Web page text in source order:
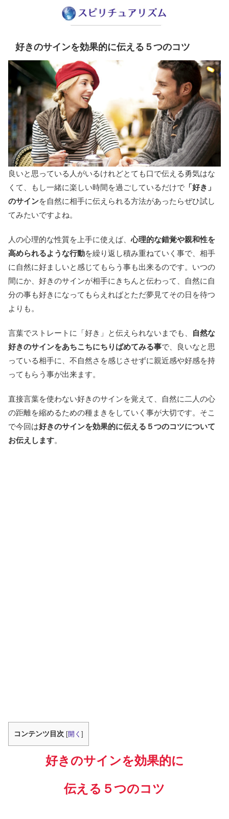
好きのサインを効果的に伝える５つのコツ
良いと思っている人がいるけれどとても口で伝える勇気はな
くて、もし一緒に楽しい時間を過ごしているだけで 「好き」
のサインを自然に相手に伝えられる方法があったらぜひ試し
てみたいですよね。
人の心理的な性質を上手に使えば、心理的な錯覚や親和性を
高められるような行動を繰り返し積み重ねていく事で、相手
に自然に好ましいと感じてもらう事も出来るのです。いつの
間にか、好きのサインが相手にきちんと伝わって、自然に自
分の事も好きになってもらえればとただ夢見てその日を待つ
よりも。
言葉でストレートに「好き」と伝えられないまでも、
自然な
好きのサインをあちこちにちりばめてみる事で、良いなと思
っている相手に、不自然さを感じさせずに親近感や好感を持
ってもらう事が出来ます。
直接言葉を使わない好きのサインを覚えて、自然に二人の心
の距離を縮めるための種まきをしていく事が大切です。そこ
で今回は好きのサインを効果的に伝える５つのコツについて
お伝えします。
コンテンツ目次 [開く ]
好きのサインを効果的に
伝える５つのコツ